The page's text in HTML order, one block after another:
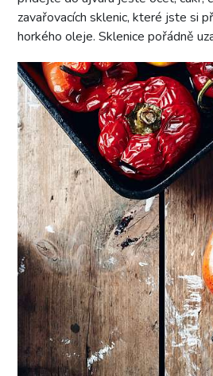
zavařovacích sklenic, které jste si
horkého oleje. Sklenice pořádně